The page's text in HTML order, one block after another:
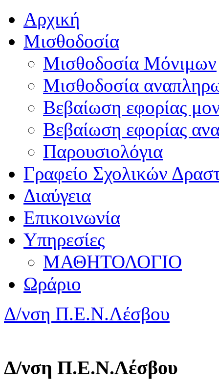
Αρχική
Μισθοδοσία
Μισθοδοσία Μόνιμων
Μισθοδοσία
Βεβαίωση εφορίας
Βεβαίωση εφορίας
Παρουσιολόγια
Γραφείο Σχολικών
Διαύγεια
Επικοινωνία
Υπηρεσίες
ΜΑΘΗΤΟΛΟΓΙΟ
Ωράριο
Δ/νση Π.Ε.Ν.Λέσβου
Δ/νση Π.Ε.Ν.Λέσβου